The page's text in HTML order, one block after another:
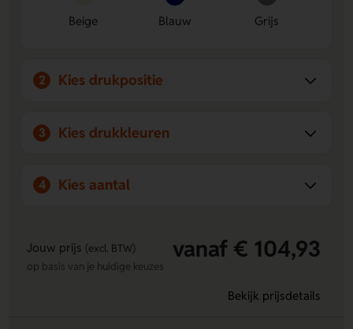
Gemakkelijk op te hangen:Lus van PU-leer maakt het
eenvoudig de pannenlap op te bergen.
Beige Blauw Grijs
2 Kies drukpositie
3 Kies drukkleuren
4 Kies aantal
Jouw prijs (excl. BTW) vanaf € 104,93
op basis van je huidige keuzes
Bekijk prijsdetails